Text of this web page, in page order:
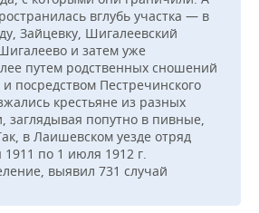
вглубь участка — в
Зайцевку, Шигалеевский
и затем уже
путем родственных сношений
посредством Пестречинского
крестьяне из разных
заглядывая попутно в пивные,
в Лаишевском уезде отряд
по 1 июля 1912 г.
выявил 731 случай